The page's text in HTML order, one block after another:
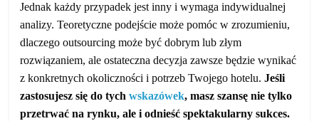
Jednak każdy przypadek jest inny i wymaga indywidualnej
analizy. Teoretyczne podejście może pomóc w zrozumieniu,
dlaczego outsourcing może być dobrym lub złym
rozwiązaniem, ale ostateczna decyzja zawsze będzie wynikać
z konkretnych okoliczności i potrzeb Twojego hotelu.Jeśli
zastosujesz się do tychwskazówek, masz szansę nie tylko
przetrwać na rynku, ale i odnieść spektakularny sukces.